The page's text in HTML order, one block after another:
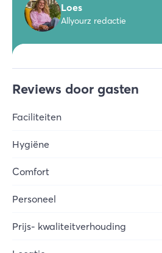
Loes
Allyourz redactie
Reviews door gasten
Faciliteiten
Hygiëne
Comfort
Personeel
Prijs- kwaliteitverhouding